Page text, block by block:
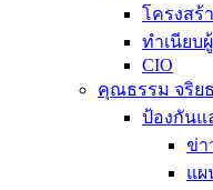
โครงสร้
ทำเนียบ
CIO
คุณธรรม จริย
ป้องกันแ
ข่า
แผ